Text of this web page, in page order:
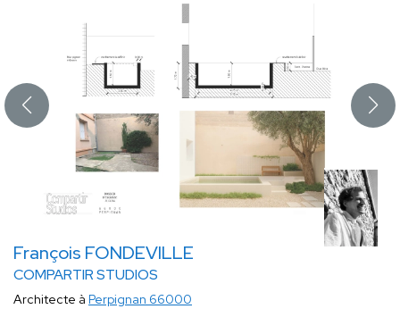
François FONDEVILLE
COMPARTIR STUDIOS
Architecte à Perpignan 66000